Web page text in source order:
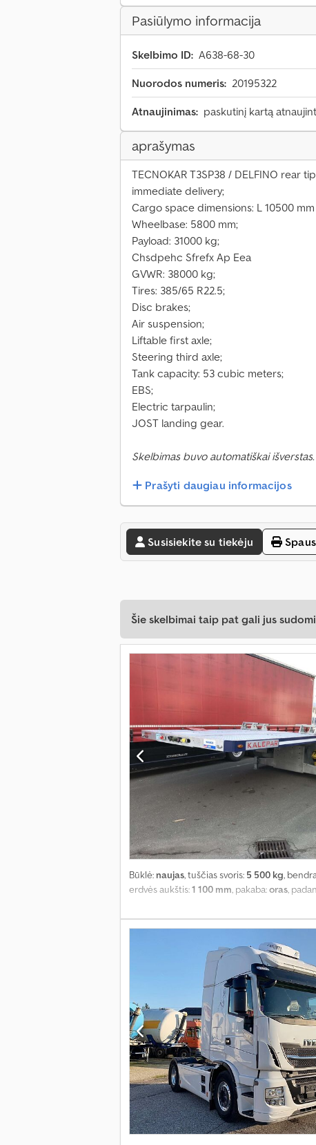
Pasiūlymo informacija
Skelbimo ID: A638-68-30
Nuorodos numeris: 20195322
Atnaujinimas: paskutinį kartą
aprašymas
TECNOKAR T3SP38 / DELFINO rear
immediate delivery;
Cargo space dimensions: L 10500
Wheelbase: 5800 mm;
Payload: 31000 kg;
Chsdpehc Sfrefx Ap Eea
GVWR: 38000 kg;
Tires: 385/65 R22.5;
Disc brakes;
Air suspension;
Liftable first axle;
Steering third axle;
Tank capacity: 53 cubic meters;
EBS;
Electric tarpaulin;
JOST landing gear.
Skelbimas buvo automatiškai
Prašyti daugiau informacijos
Susisiekite su tiekėju
Šie skelbimai taip pat gali jus
Būklė: naujas, tuščias svoris: 5 500 kg,
erdvės aukštis:1 100 mm, pakaba:oras,